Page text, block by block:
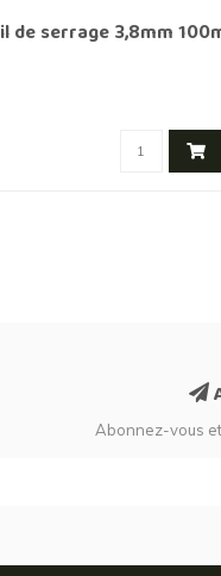
de serrage 3,8mm
Abonnez-vous